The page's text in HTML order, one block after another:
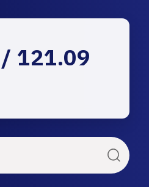
121.09